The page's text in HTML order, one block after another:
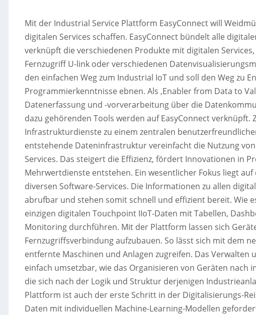
Mit der Industrial Service Plattform EasyConnect will
digitalen Services schaffen. EasyConnect bündelt alle
verknüpft die verschiedenen Produkte mit digitalen
Fernzugriff U-link oder verschiedenen
den einfachen Weg zum Industrial IoT und soll den Weg zu
Programmierkenntnisse ebnen. Als ‚Enabler from Data to
Datenerfassung und -vorverarbeitung über die
dazu gehörenden Tools werden auf EasyConnect
Infrastrukturdienste zu einem zentralen
entstehende Dateninfrastruktur vereinfacht die Nutzung
Services. Das steigert die Effizienz, fördert Innovationen in
Mehrwertdienste entstehen. Ein wesentlicher Fokus liegt
diversen Software-Services. Die Informationen zu allen
abrufbar und stehen somit schnell und effizient bereit. Wie
einzigen digitalen Touchpoint IIoT-Daten mit Tabellen,
Monitoring durchführen. Mit der Plattform lassen sich
Fernzugriffsverbindung aufzubauen. So lässt sich mit dem
entfernte Maschinen und Anlagen zugreifen. Das
einfach umsetzbar, wie das Organisieren von Geräten
die sich nach der Logik und Struktur derjenigen
Plattform ist auch der erste Schritt in der Digitalisierungs-
Daten mit individuellen Machine-Learning-Modellen